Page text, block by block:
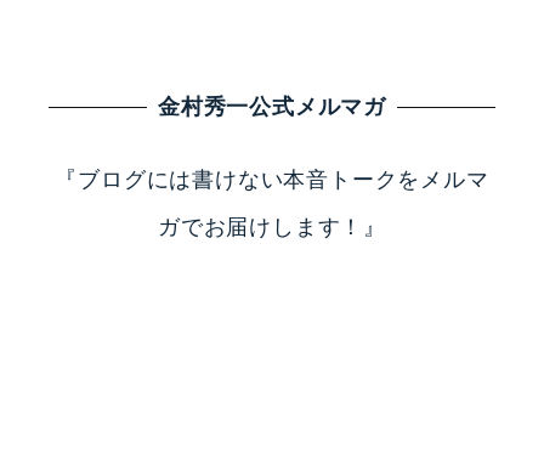
金村秀一公式メルマガ
『ブログには書けない本音トークをメルマ
ガでお届けします！』